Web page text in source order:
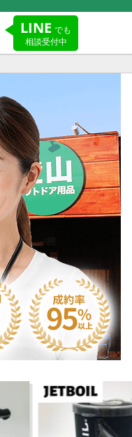
LINE でも
相談受付中